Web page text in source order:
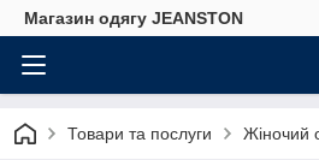
Магазин одягу JEANSTON
Товари та послуги Жіночий